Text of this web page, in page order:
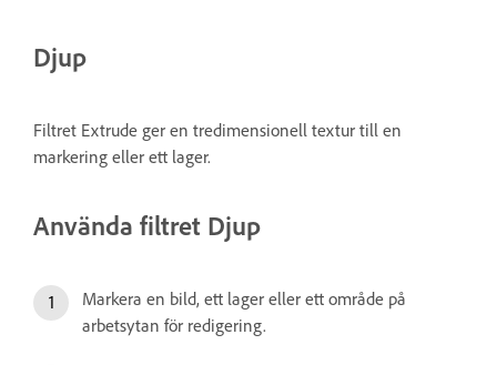
Djup
Filtret Extrude ger en tredimensionell textur till en
markering eller ett lager.
Använda filtret Djup
Markera en bild, ett lager eller ett område på
arbetsytan för redigering.